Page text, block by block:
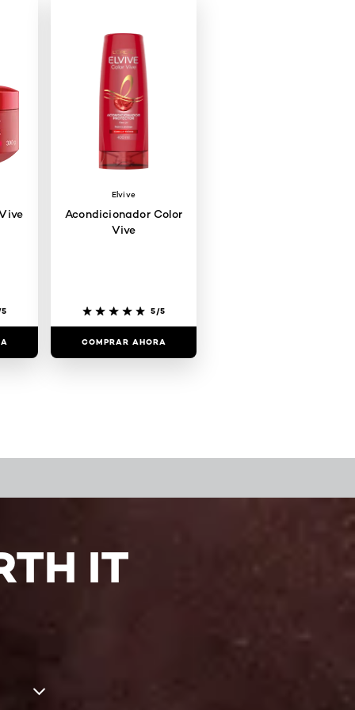
Elvive
Acondicionador Color
Vive
5/5
COMPRAR AHORA
IT